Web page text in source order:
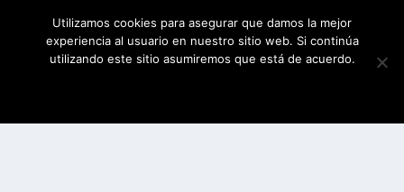
Utilizamos cookies para asegurar que damos la mejor
experiencia al usuario en nuestro sitio web. Si continúa
utilizando este sitio asumiremos que está de acuerdo.